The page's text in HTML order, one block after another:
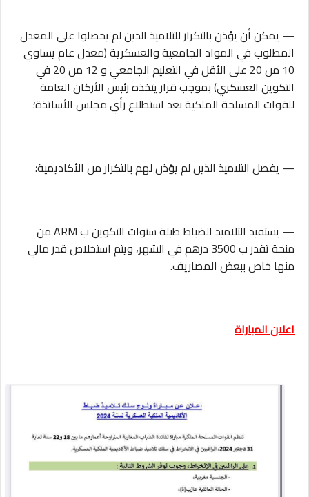
— يمكن أن يؤذن بالتكرار للتلاميذ الذين لم يحصلوا على المعدل
المطلوب في المواد الجامعية والعسكرية (معدل عام يساوي
10 من 20 على الأقل في التعليم الجامعي و 12 من 20 في
التكوين العسكري) بموجب قرار يتخذه رئيس الأركان العامة
للقوات المسلحة الملكية بعد استطلاع رأي مجلس الأساتذة؛
— يفصل التلاميذ الذين لم يؤذن لهم بالتكرار من الأكاديمية؛
— يستفيد التلاميذ الضباط طيلة سنوات التكوين ب ARM من
منحة تقدر ب 3500 درهم في الشهر، ويتم استخلاص قدر مالي
منها خاص ببعض المصاريف.
اعلان المباراة